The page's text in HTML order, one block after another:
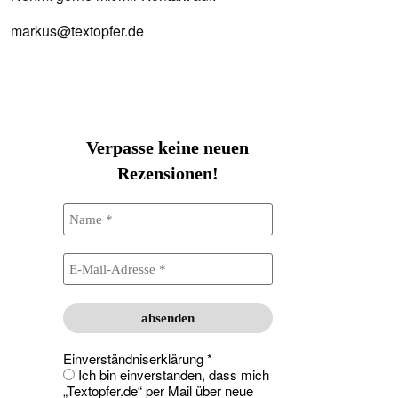
markus@textopfer.de
Verpasse keine neuen
Rezensionen!
Einverständniserklärung*
Ich bin einverstanden, dass mich
„Textopfer.de“ per Mail über neue